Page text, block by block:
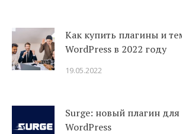
Как купить плагины и
WordPress в 2022 году
19.05.2022
Surge: новый плагин
WordPress